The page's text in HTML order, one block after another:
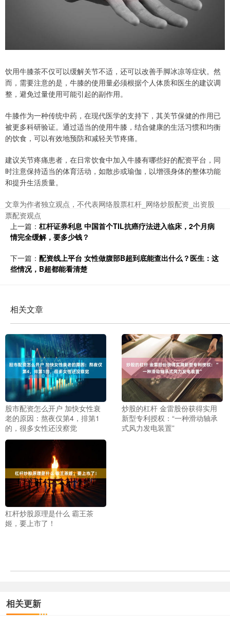
饮用牛膝茶不仅可以缓解关节不适，还可以改善手脚冰凉等症状。然
而，需要注意的是，牛膝的使用量必须根据个人体质和医生的建议调
整，避免过量使用可能引起的副作用。
牛膝作为一种传统中药，在现代医学的支持下，其关节保健的作用已
被更多科研验证。通过适当的使用牛膝，结合健康的生活习惯和均衡
的饮食，可以有效地预防和减轻关节疼痛。
建议关节疼痛患者，在日常饮食中加入牛膝有哪些好的配资平台，同
时注意保持适当的体育活动，如散步或瑜伽，以增强身体的整体功能
和提升生活质量。
文章为作者独立观点，不代表网络股票杠杆_网络炒股配资_出资股
票配资观点
上一篇： 杠杆证券利息 中国首个TIL抗癌疗法进入临床，2个月病
情完全缓解，要多少钱？
下一篇： 配资线上平台 女性做腹部B超到底能查出什么？医生：这
些情况，B超都能看清楚
相关文章
股市配资怎么开户 加快女性衰
老的原因：熬夜仅第4，排第1
的，很多女性还没察觉
炒股的杠杆 金雷股份获得实用
新型专利授权：“一种滑动轴承
式风力发电装置”
杠杆炒股原理是什么 霸王茶
姬，要上市了！
相关更新